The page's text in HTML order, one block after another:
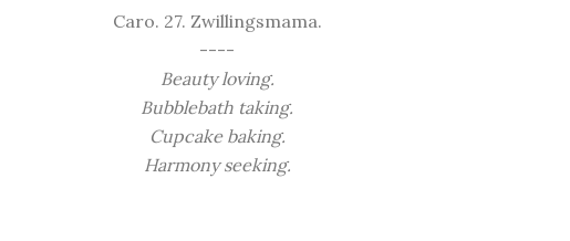
Caro. 27. Zwillingsmama.
----
Beauty loving.
Bubblebath taking.
Cupcake baking.
Harmony seeking.